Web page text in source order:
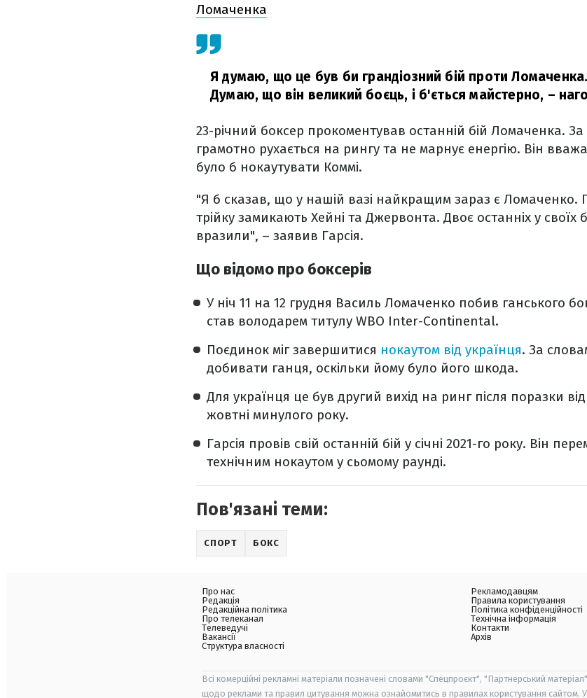
Ломаченка
Я думаю, що це був би грандіозний бій проти Ломаченка.
Думаю, що він великий боєць, і б'ється майстерно, –
23-річний боксер прокоментував останній бій Ломаченка.
грамотно рухається на рингу та не марнує енергію. Він
було б нокаутувати Коммі.
"Я б сказав, що у нашій вазі найкращим зараз є Ломаченко.
трійку замикають Хейні та Джервонта. Двоє останніх у своїх
вразили", – заявив Гарсія.
Що відомо про боксерів
У ніч 11 на 12 грудня Василь Ломаченко побив ганського
став володарем титулу WBO Inter-Continental.
Поєдинок міг завершитися нокаутом від українця. За
добивати ганця, оскільки йому було його шкода.
Для українця це був другий вихід на ринг після поразки
жовтні минулого року.
Гарсія провів свій останній бій у січні 2021-го року. Він
технічним нокаутом у сьомому раунді.
Пов'язані теми:
СПОРТ БОКС
Про нас
Редакція
Редакційна політика
Про телеканал
Телеведучі
Вакансії
Структура власності
Рекламодавцям
Правила користування
Політика конфіденційності
Технічна інформація
Контакти
Архів
Всі комерційні рекламні матеріали позначені словами "Спецпроєкт", "Партнерський
щодо реклами та правил цитування можна ознайомитись в правилах користування сайтом.